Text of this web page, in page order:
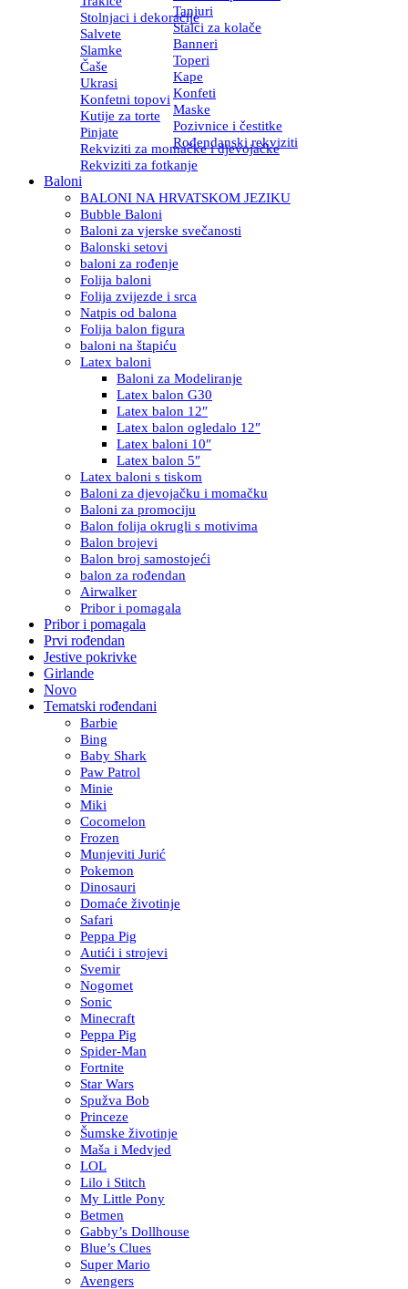
Stolnjaci i dekoracije
Tanjuri
Salvete
Stalci za kolače
Slamke
Banneri
Čaše
Toperi
Ukrasi
Kape
Konfetni topovi Konfeti
Kutije za torte
Maske
Pinjate
Pozivnice i čestitke
Rekviziti za momačke i djevojačke
Rođendanski rekviziti
Rekviziti za fotkanje
Baloni
BALONI NA HRVATSKOM JEZIKU
Bubble Baloni
Baloni za vjerske svečanosti
Balonski setovi
baloni za rođenje
Folija baloni
Folija zvijezde i srca
Natpis od balona
Folija balon figura
baloni na štapiću
Latex baloni
Baloni za Modeliranje
Latex balon G30
Latex balon 12″
Latex balon ogledalo 12″
Latex baloni 10″
Latex balon 5″
Latex baloni s tiskom
Baloni za djevojačku i momačku
Baloni za promociju
Balon folija okrugli s motivima
Balon brojevi
Balon broj samostojeći
balon za rođendan
Airwalker
Pribor i pomagala
Pribor i pomagala
Prvi rođendan
Jestive pokrivke
Girlande
Novo
Tematski rođendani
Barbie
Bing
Baby Shark
Paw Patrol
Minie
Miki
Cocomelon
Frozen
Munjeviti Jurić
Pokemon
Dinosauri
Domaće životinje
Safari
Peppa Pig
Autići i strojevi
Svemir
Nogomet
Sonic
Minecraft
Peppa Pig
Spider-Man
Fortnite
Star Wars
Spužva Bob
Princeze
Šumske životinje
Maša i Medvjed
LOL
Lilo i Stitch
My Little Pony
Betmen
Gabby’s Dollhouse
Blue’s Clues
Super Mario
Avengers